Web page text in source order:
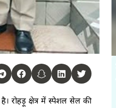
रोहड़ू क्षेत्र में स्पेशल सेल की